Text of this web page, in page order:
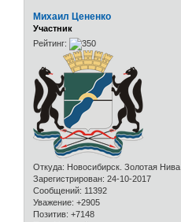
Михаил Цененко
Участник
Рейтинг:
Откуда: Новосибирск. Золотая Нива
Зарегистрирован: 24-10-2017
Сообщений: 11392
Уважение: +2905
Позитив: +7148